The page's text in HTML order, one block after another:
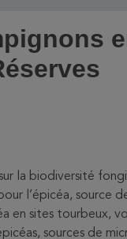
la biodiversité
l’épicéa, source
en sites tourbeux,
sources de